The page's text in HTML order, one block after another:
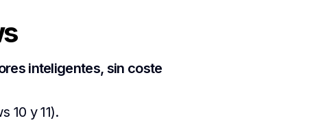
inteligentes, sin coste
10 y 11).